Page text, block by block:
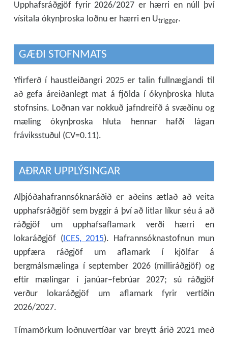
Upphafsráðgjöf fyrir 2026/2027 er hærri en núll því
vísitala ókynþroska loðnu er hærri en Utrigger.
GÆÐI STOFNMATS
Yfirferð í haustleiðangri 2025 er talin fullnægjandi til
að gefa áreiðanlegt mat á fjölda í ókynþroska hluta
stofnsins. Loðnan var nokkuð jafndreifð á svæðinu og
mæling ókynþroska hluta hennar hafði lágan
fráviksstuðul (CV=0.11).
AÐRAR UPPLÝSINGAR
Alþjóðahafrannsóknaráðið er aðeins ætlað að veita
upphafsráðgjöf sem byggir á því að litlar líkur séu á að
ráðgjöf um upphafsaflamark verði hærri en
lokaráðgjöf (ICES, 2015). Hafrannsóknastofnun mun
uppfæra ráðgjöf um aflamark í kjölfar á
bergmálsmælinga í september 2026 (milliráðgjöf) og
eftir mælingar í janúar–febrúar 2027; sú ráðgjöf
verður lokaráðgjöf um aflamark fyrir vertíðin
2026/2027.
Tímamörkum loðnuvertíðar var breytt árið 2021 með